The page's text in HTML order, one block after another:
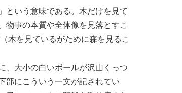
という意味である。木だけを見て
物事の本質や全体像を見落とすこ
木を見ているがために森を見るこ
、大小の白いボールが沢山くっつ
部にこういう一文が記されてい